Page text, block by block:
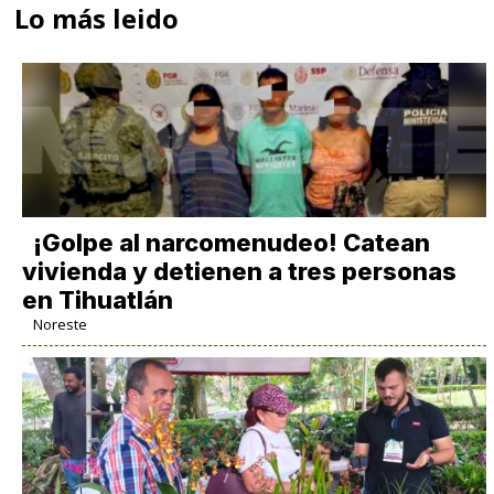
Lo más leido
¡Golpe al narcomenudeo! Catean
vivienda y detienen a tres personas
en Tihuatlán
Noreste